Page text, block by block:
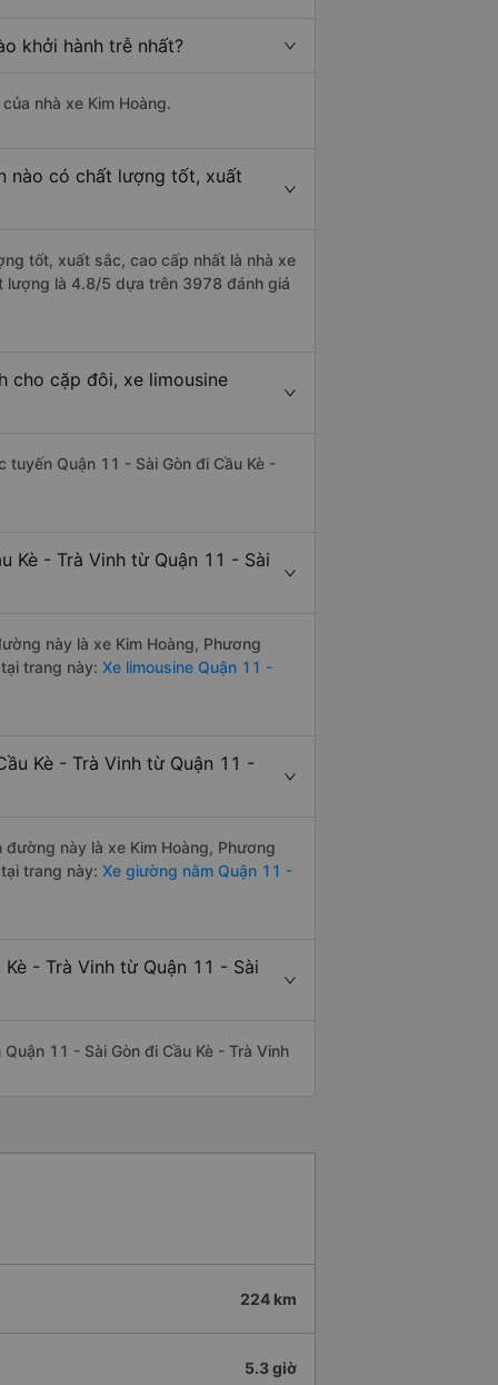
khởi hành trễ nhất?
nhà xe Kim Hoàng.
nào có chất lượng tốt, xuất
tốt, xuất sắc, cao cấp nhất là nhà xe
lượng là 4.8/5 dựa trên 3978 đánh giá
cho cặp đôi, xe limousine
Quận 11 - Sài Gòn đi Cầu Kè -
Kè - Trà Vinh từ Quận 11 - Sài
này là xe Kim Hoàng, Phương
trang này: Xe limousine Quận 11 -
Kè - Trà Vinh từ Quận 11 -
này là xe Kim Hoàng, Phương
trang này: Xe giường nằm Quận 11 -
- Trà Vinh từ Quận 11 - Sài
11 - Sài Gòn đi Cầu Kè - Trà Vinh
224 km
5.3 giờ